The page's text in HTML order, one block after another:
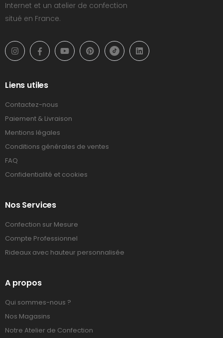
Internet et un atelier de confection
situé en France.
Liens utiles
Contactez-nous
Paiement & Livraison
Mentions légales
Conditions générales de ventes
FAQ
Confidentialité et cookies
Nos Services
Confection sur Mesure
Compte Professionnel
Rideaux avec hauteur personnalisée
A propos
Qui sommes-nous ?
Nos Magasins
Notre Atelier de Confection